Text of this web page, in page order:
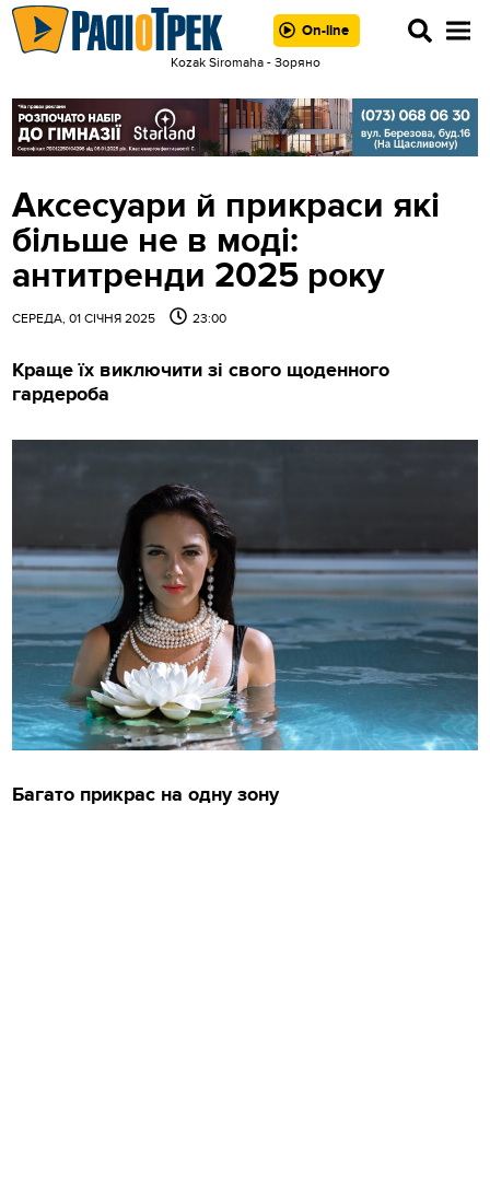
On-line
Kozak Siromaha - Зоряно
Аксесуари й прикраси які
більше не в моді:
антитренди 2025 року
СЕРЕДА, 01 СІЧНЯ 2025 23:00
Краще їх виключити зі свого щоденного
гардероба
Багато прикрас на одну зону